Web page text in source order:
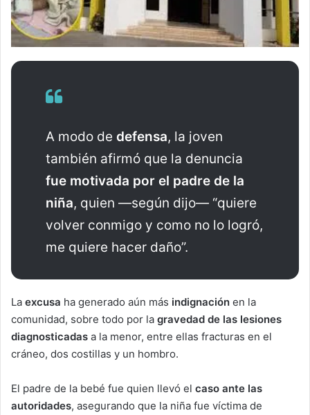
A modo de defensa, la joven
también afirmó que la denuncia
fue motivada por el padre de la
niña, quien —según dijo— “quiere
volver conmigo y como no lo logró,
me quiere hacer daño”.
La excusa ha generado aún más indignación en la
comunidad, sobre todo por la gravedad de las lesiones
diagnosticadas a la menor, entre ellas fracturas en el
cráneo, dos costillas y un hombro.
El padre de la bebé fue quien llevó el caso ante las
autoridades, asegurando que la niña fue víctima de